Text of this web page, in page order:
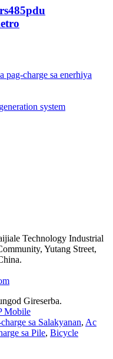
pag-charge sa enerhiya
system
Technology Industrial
Yutang Street,
Gireserba.
Mobile
sa Salakyanan, Ac
sa Pile, Bicycle